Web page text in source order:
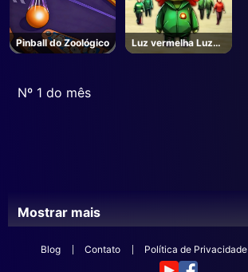
Pinball do Zoológico
Luz vermelha Luz
verde
Nº 1 do mês
Mostrar mais
Blog Contato Política de Privacidade